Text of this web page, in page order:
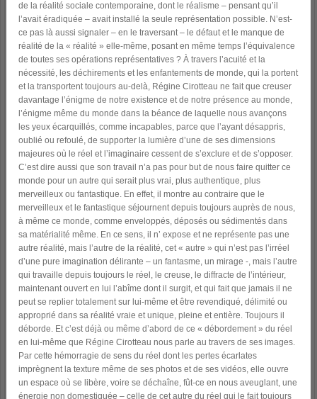
de la réalité sociale contemporaine, dont le réalisme – pensant qu’il
l’avait éradiquée – avait installé la seule représentation possible. N’est-
ce pas là aussi signaler – en le traversant – le défaut et le manque de
réalité de la « réalité » elle-même, posant en même temps l’équivalence
de toutes ses opérations représentatives ? À travers l’acuité et la
nécessité, les déchirements et les enfantements de monde, qui la portent
et la transportent toujours au-delà, Régine Cirotteau ne fait que creuser
davantage l’énigme de notre existence et de notre présence au monde,
l’énigme même du monde dans la béance de laquelle nous avançons
les yeux écarquillés, comme incapables, parce que l’ayant désappris,
oublié ou refoulé, de supporter la lumière d’une de ses dimensions
majeures où le réel et l’imaginaire cessent de s’exclure et de s’opposer.
C’est dire aussi que son travail n’a pas pour but de nous faire quitter ce
monde pour un autre qui serait plus vrai, plus authentique, plus
merveilleux ou fantastique. En effet, il montre au contraire que le
merveilleux et le fantastique séjournent depuis toujours auprès de nous,
à même ce monde, comme enveloppés, déposés ou sédimentés dans
sa matérialité même. En ce sens, il n’ expose et ne représente pas une
autre réalité, mais l’autre de la réalité, cet « autre » qui n’est pas l’irréel
d’une pure imagination délirante – un fantasme, un mirage -, mais l’autre
qui travaille depuis toujours le réel, le creuse, le diffracte de l’intérieur,
maintenant ouvert en lui l’abîme dont il surgit, et qui fait que jamais il ne
peut se replier totalement sur lui-même et être revendiqué, délimité ou
approprié dans sa réalité vraie et unique, pleine et entière. Toujours il
déborde. Et c’est déjà ou même d’abord de ce « débordement » du réel
en lui-même que Régine Cirotteau nous parle au travers de ses images.
Par cette hémorragie de sens du réel dont les pertes écarlates
imprègnent la texture même de ses photos et de ses vidéos, elle ouvre
un espace où se libère, voire se déchaîne, fût-ce en nous aveuglant, une
énergie non domestiquée – celle de cet autre du réel qui le fait toujours